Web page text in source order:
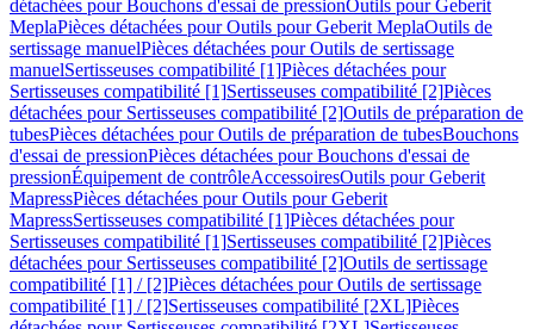
détachées pour Bouchons d'essai de pressionOutils pour Geberit
MeplaPièces détachées pour Outils pour Geberit MeplaOutils de
sertissage manuelPièces détachées pour Outils de sertissage
manuelSertisseuses compatibilité [1]Pièces détachées pour
Sertisseuses compatibilité [1]Sertisseuses compatibilité [2]Pièces
détachées pour Sertisseuses compatibilité [2]Outils de préparation de
tubesPièces détachées pour Outils de préparation de tubesBouchons
d'essai de pressionPièces détachées pour Bouchons d'essai de
pressionÉquipement de contrôleAccessoiresOutils pour Geberit
MapressPièces détachées pour Outils pour Geberit
MapressSertisseuses compatibilité [1]Pièces détachées pour
Sertisseuses compatibilité [1]Sertisseuses compatibilité [2]Pièces
détachées pour Sertisseuses compatibilité [2]Outils de sertissage
compatibilité [1] / [2]Pièces détachées pour Outils de sertissage
compatibilité [1] / [2]Sertisseuses compatibilité [2XL]Pièces